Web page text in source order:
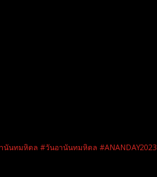
นันทมหิดล #วันอานันทมหิดล #ANANDAY2023